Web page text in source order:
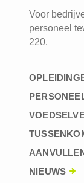
Voor
personeel
220.
NIEUWS